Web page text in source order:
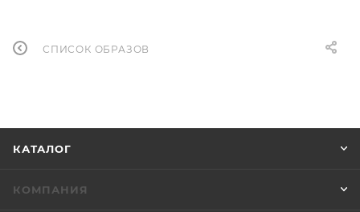
СПИСОК ОБРАЗОВ
КАТАЛОГ
КОМПАНИЯ